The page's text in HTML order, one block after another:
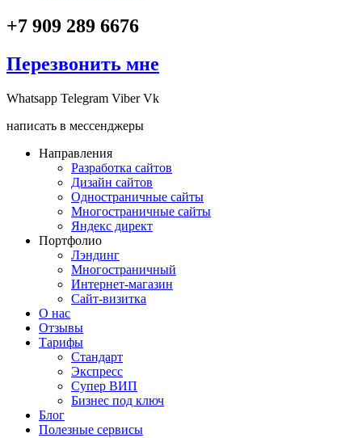
+7 909 289 6676
Перезвонить мне
Whatsapp Telegram Viber Vk
написать в мессенджеры
Направления
Разработка сайтов
Дизайн сайтов
Одностраничные сайты
Многостраничные сайты
Яндекс директ
Портфолио
Лэндинг
Многостраничный
Интернет-магазин
Сайт-визитка
О нас
Отзывы
Тарифы
Стандарт
Экспресс
Супер ВИП
Бизнес под ключ
Блог
Полезные сервисы